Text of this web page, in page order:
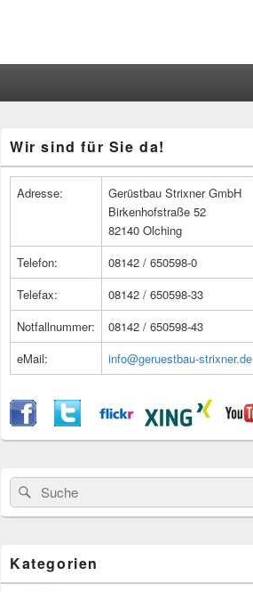
Seitenleisten
Widget-
Wir sind für Sie da!
Adresse:
Gerüstbau Strixner GmbH
Birkenhofstraße 52
82140 Olching
Telefon:
08142 / 650598-0
Telefax:
08142 / 650598-33
Notfallnummer:
08142 / 650598-43
eMail:
info@geruestbau-strixner.de
Suche
nach:
Kategorien